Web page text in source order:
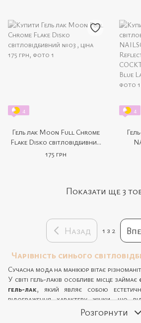
4
Гель лак Moon Full Chrome
Flake Disko світловідбивний
№03
175 грн
4
Показати ще 3
Назад 1 з 2
Чарівність синього
Сучасна мода на манікюр вітає
У світі гель-лаків особливе місце займає
гель-лак, який являє собою
відображення характеру жінки, що
неповторному відтінку. Такий манікюр
Розгорнути